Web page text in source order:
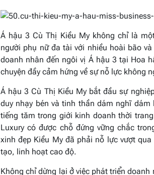
Á hậu 3 Cù Thị Kiều My không chỉ là
người phụ nữ đa tài với nhiều hoài bão
doanh nhân đến ngôi vị Á hậu 3 tại Hoa
chuyện đầy cảm hứng về sự nỗ lực không
Á hậu 3 Cù Thị Kiều My bắt đầu sự
duy nhạy bén và tinh thần dám nghĩ
tiếng tăm trong giới kinh doanh thời
Luxury có được chỗ đứng vững chắc
xinh đẹp Kiều My đã phải nỗ lực vượt
tạo, linh hoạt cao độ.
Không chỉ dừng lại ở việc phát triển